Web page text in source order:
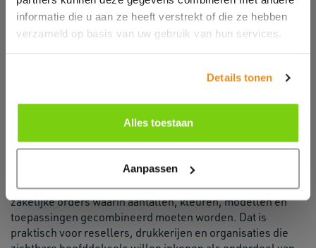
informatie die u aan ze heeft verstrekt of die ze hebben
verzameld op basis van uw gebruik van hun services.
Details tonen
Alles toestaan
Aanpassen
outdoor teams
Headwear voor eventcrew, logistiek en terreinbeheer
Headwear voor projectteams, medewerkers en
Doorverkoop via resellers, drukkerijen en
Groothandel en voorraad
Als groothandel levert Primex Safety Wear Headwear voor
zakelijke orders waarin aantallen, kleuren, modellen en
toepassingen gecombineerd moeten worden. Dat is
praktisch voor resellers, drukkerijen en organisaties die